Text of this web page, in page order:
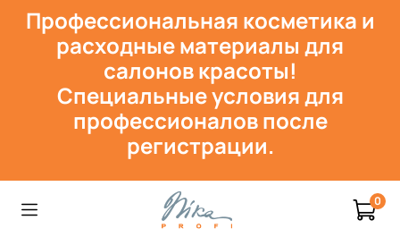
Профессиональная косметика и
расходные материалы для
салонов красоты!
Специальные условия для
профессионалов после
регистрации.
0